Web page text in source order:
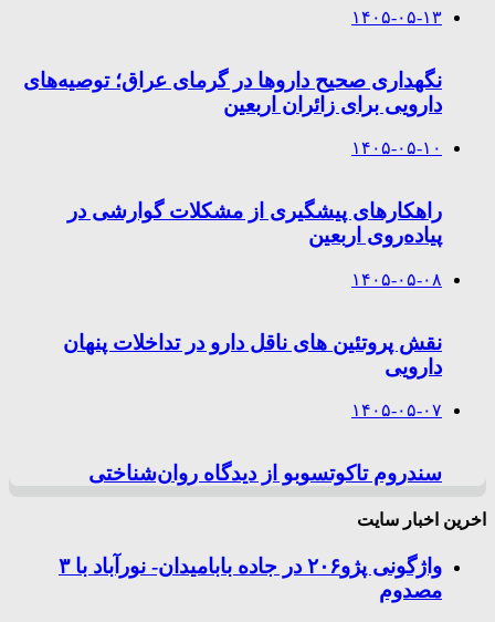
۱۴۰۵-۰۵-۱۳
نگهداری صحیح داروها در گرمای عراق؛ توصیه‌های
دارویی برای زائران اربعین
۱۴۰۵-۰۵-۱۰
راهکارهای پیشگیری از مشکلات گوارشی در
پیاده‌روی اربعین
۱۴۰۵-۰۵-۰۸
نقش پروتئین های ناقل دارو در تداخلات پنهان
دارویی
۱۴۰۵-۰۵-۰۷
سندروم تاکوتسوبو از دیدگاه روان‌شناختی
اخرین اخبار سایت
واژگونی پژو۲۰۶ در جاده بابامیدان- نورآباد با ۳
مصدوم